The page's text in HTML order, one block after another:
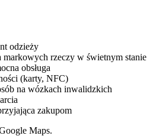
odzieży
rzeczy w świetnym stanie
obsługa
(karty, NFC)
na wózkach inwalidzkich
zakupom
Maps.